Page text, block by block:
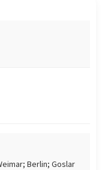
Berlin; Goslar